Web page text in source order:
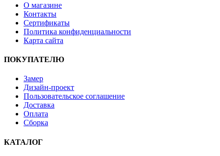
О магазине
Контакты
Сертификаты
Политика конфиденциальности
Карта сайта
ПОКУПАТЕЛЮ
Замер
Дизайн-проект
Пользовательское соглашение
Доставка
Оплата
Сборка
КАТАЛОГ